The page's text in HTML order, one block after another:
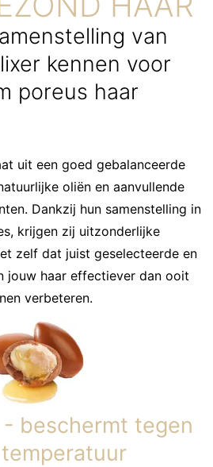
van
kennen voor
poreus haar
uit een goed gebalanceerde
oliën en aanvullende
Dankzij hun samenstelling in
krijgen zij uitzonderlijke
zelf dat juist geselecteerde en
jouw haar effectiever dan ooit
verbeteren.
- beschermt tegen